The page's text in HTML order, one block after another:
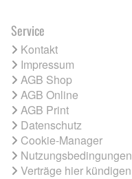
Service
Kontakt
Impressum
AGB Shop
AGB Online
AGB Print
Datenschutz
Cookie-Manager
Nutzungsbedingungen
Verträge hier kündigen